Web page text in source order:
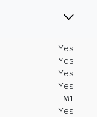
Yes
Yes
Yes
Yes
M1
Yes